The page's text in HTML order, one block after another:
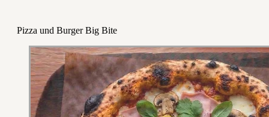
Pizza und Burger Big Bite